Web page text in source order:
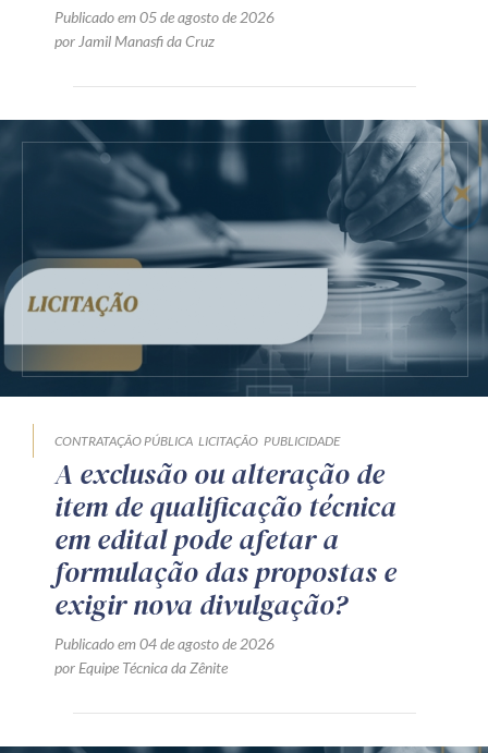
Publicado em 05 de agosto de 2026
por Jamil Manasfi da Cruz
CONTRATAÇÃO PÚBLICA LICITAÇÃO PUBLICIDADE
A exclusão ou alteração de
item de qualificação técnica
em edital pode afetar a
formulação das propostas e
exigir nova divulgação?
Publicado em 04 de agosto de 2026
por Equipe Técnica da Zênite